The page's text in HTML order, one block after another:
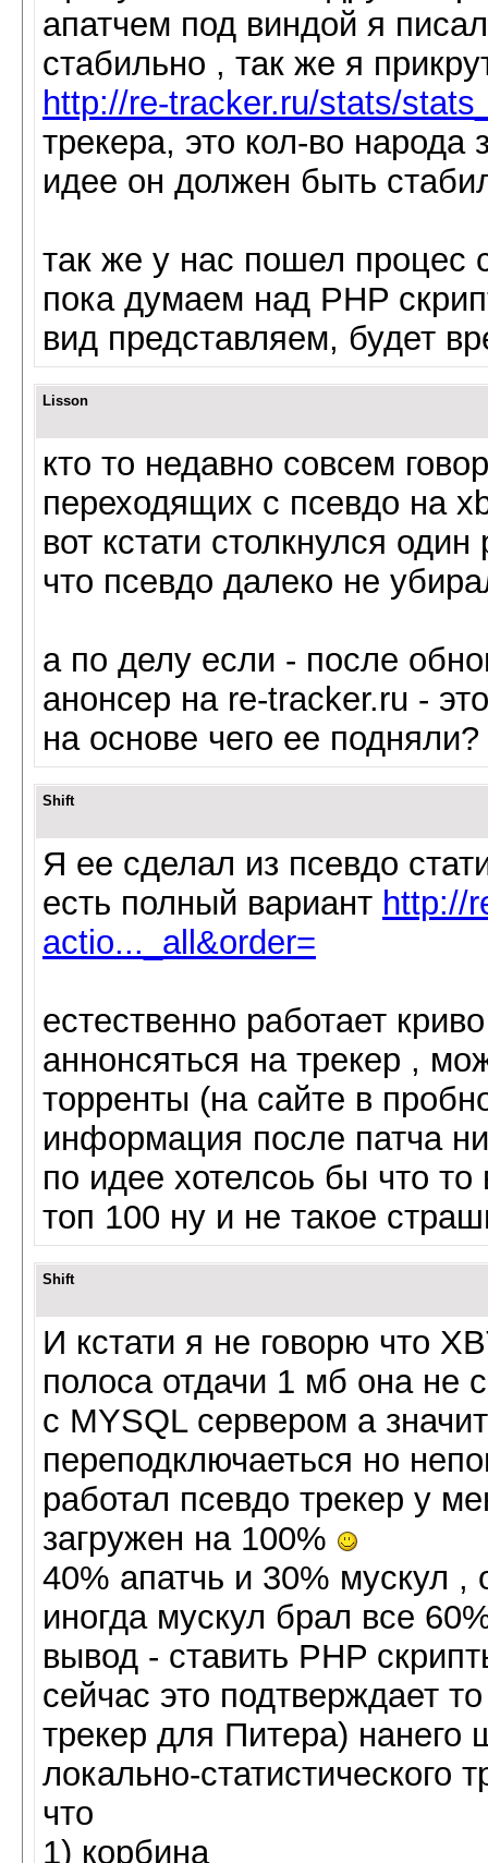
апатчем под виндой я
стабильно , так же я
http://re-tracker.ru/stats/
трекера, это кол-во народа
идее он должен быть
так же у нас пошел процес
пока думаем над PHP
вид представляем, будет
Lisson
кто то недавно совсем
переходящих с псевдо на
вот кстати столкнулся
что псевдо далеко не
а по делу если - после
анонсер на re-tracker.ru -
на основе чего ее подняли?
Shift
Я ее сделал из псевдо
есть полный вариант http://
actio..._all&order=
естественно работает
аннонсяться на трекер ,
торренты (на сайте в
информация после патча
по идее хотелсоь бы что
топ 100 ну и не такое
Shift
И кстати я не говорю что
полоса отдачи 1 мб она не
с MYSQL сервером а
переподключаеться но
работал псевдо трекер у
загружен на 100%
40% апатчь и 30% мускул ,
иногда мускул брал все
вывод - ставить PHP
сейчас это подтверждает
трекер для Питера)
локально-статистического
что
1) корбина